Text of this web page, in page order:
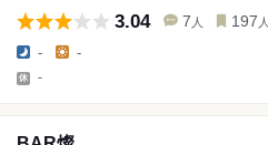
3.04 7 人 197 人
- -
-